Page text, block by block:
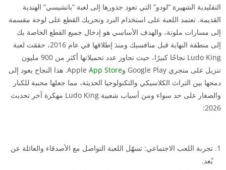
التقليدية الشهيرة “لودو” التي تعود جذورها إلى لعبة “باتشيسي” الهندية
القديمة. تعتمد اللعبة على استخدام النرد وتحريك القطع على لوحة مقسمة
إلى مسارات ملونة، والهدف الأساسي هو إدخال جميع القطع الخاصة بك
إلى منطقة النهاية قبل منافسيك ومنذ إطلاقها في عام 2016، حققت لعبة
Ludo King نجاحًا كبيرًا، حيث تجاوز عدد تحميلاتها أكثر من 900 مليون
تنزيل على متجري Google Play وApple
App Store
. هذا النجاح يعود إلى
دمجها بين التراث الكلاسيكي والتكنولوجيا الحديثة، مما جعلها محببة للكبار
والصغار على حد سواء ومن أسباب شعبية Ludo King مهكرة آخر تحديث
2026:
تجربة اللعب الاجتماعي: تسهّل اللعبة التواصل مع الأصدقاء والعائلة عن
بُعد.